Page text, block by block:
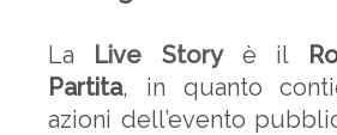
La Live Storyè il
Partita, in quanto
azioni dell’evento